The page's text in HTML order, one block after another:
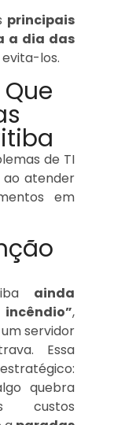
principais
a dia das
los.
de TI
ao atender
em
ainda
,
servidor
Essa
estratégico:
quebra
custos